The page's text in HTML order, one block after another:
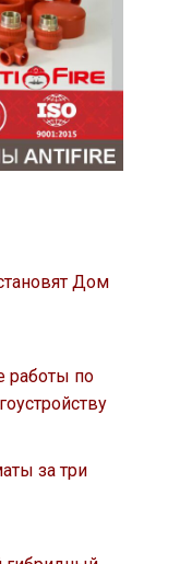
Дом
работы по
за три